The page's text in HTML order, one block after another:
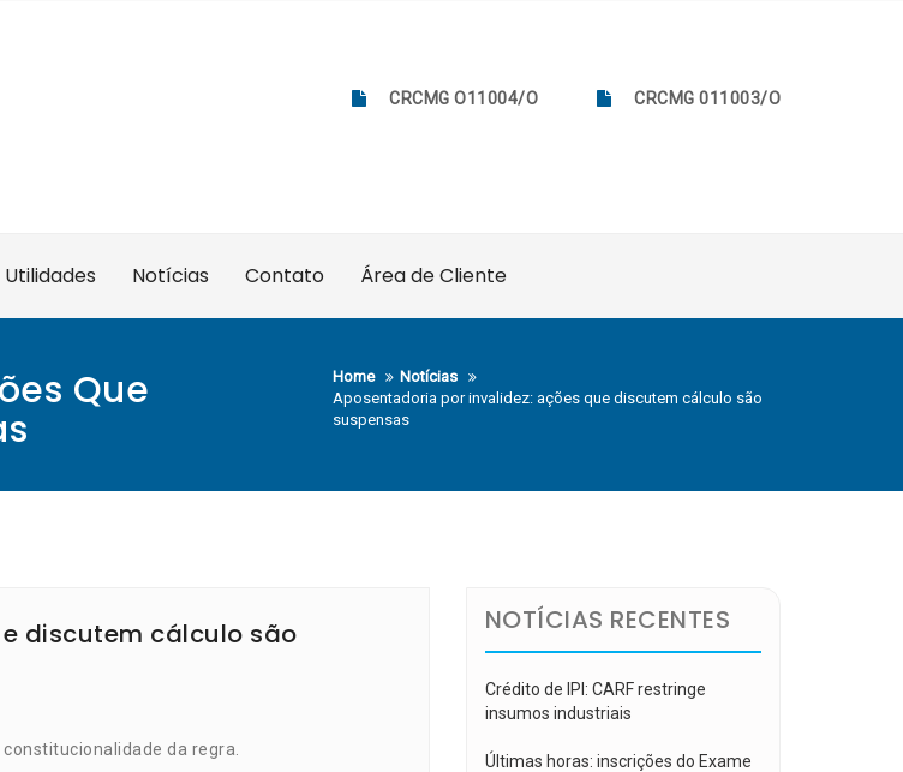
CRCMG O11004/O CRCMG 011003/O
Utilidades Notícias Contato Área de Cliente
Que Home
Notícias
Aposentadoria por invalidez: ações que discutem cálculo são
suspensas
discutem cálculo são
da regra.
NOTÍCIAS RECENTES
Crédito de IPI: CARF restringe
insumos industriais
Últimas horas: inscrições do Exame